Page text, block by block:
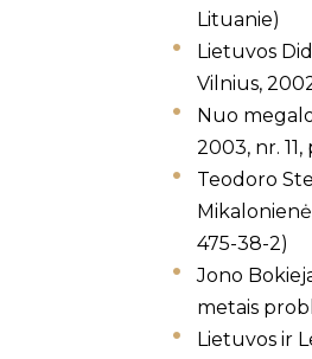
Lituanie)
Lietuvos
Vilnius,
Nuo
2003, nr.
Teodoro
475-38-2)
Jono
metais
Lietuvos ir